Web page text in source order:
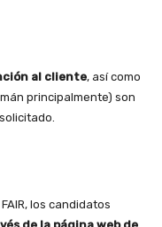
al cliente, así como
principalmente) son
los candidatos